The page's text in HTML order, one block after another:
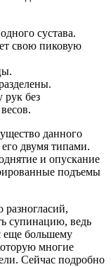
сустава.
свою пиковую
рук без
данного
двумя типами.
и опускание
подъемы
разногласий,
супинацию, ведь
еще большему
многие
Сейчас подробно